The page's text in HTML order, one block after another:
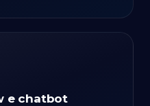
e chatbot